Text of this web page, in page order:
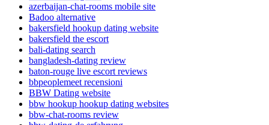
azerbaijan-chat-rooms mobile site
Badoo alternative
bakersfield hookup dating website
bakersfield the escort
bali-dating search
bangladesh-dating review
baton-rouge live escort reviews
bbpeoplemeet recensioni
BBW Dating website
bbw hookup hookup dating websites
bbw-chat-rooms review